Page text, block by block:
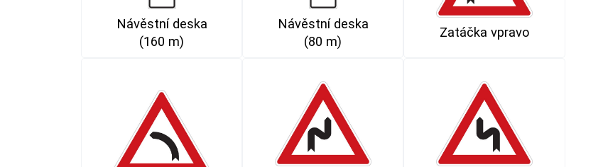
Návěstní deska
(160 m)
Návěstní deska
(80 m)
Zatáčka vpravo